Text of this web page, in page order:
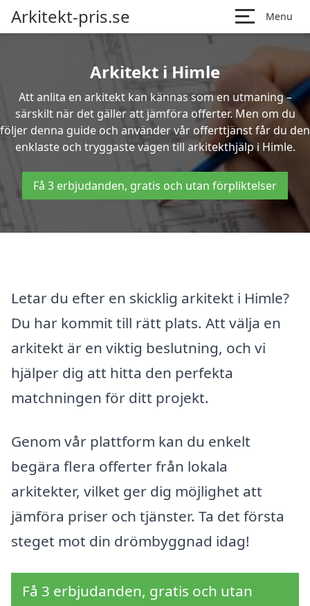
Arkitekt-pris.se Menu
Arkitekt i Himle
Att anlita en arkitekt kan kännas som en utmaning –
särskilt när det gäller att jämföra offerter. Men om du
följer denna guide och använder vår offerttjänst får du den
enklaste och tryggaste vägen till arkitekthjälp i Himle.
Få 3 erbjudanden, gratis och utan förpliktelser
Letar du efter en skicklig arkitekt i Himle?
Du har kommit till rätt plats. Att välja en
arkitekt är en viktig beslutning, och vi
hjälper dig att hitta den perfekta
matchningen för ditt projekt.
Genom vår plattform kan du enkelt
begära flera offerter från lokala
arkitekter, vilket ger dig möjlighet att
jämföra priser och tjänster. Ta det första
steget mot din drömbyggnad idag!
Få 3 erbjudanden, gratis och utan